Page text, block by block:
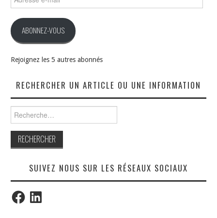
e-
ABONNEZ-VOUS
Rejoignez les 5 autres abonnés
RECHERCHER UN ARTICLE OU UNE INFORMATION
SUIVEZ NOUS SUR LES RÉSEAUX SOCIAUX
FacebookLinkedIn